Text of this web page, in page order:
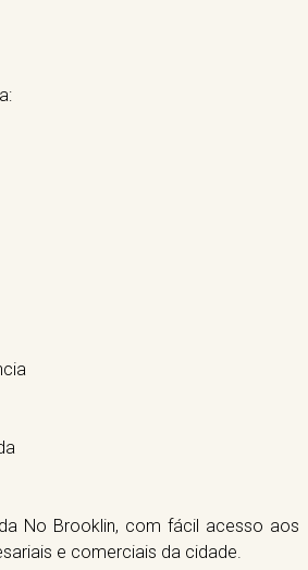
No Brooklin, com fácil acesso aos
e comerciais da cidade.